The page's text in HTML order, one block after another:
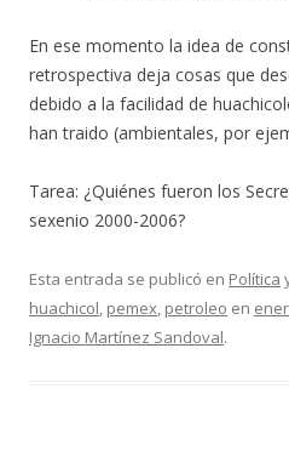
En ese momento la idea de
retrospectiva deja cosas que
debido a la facilidad de
han traido (ambientales, por
Tarea: ¿Quiénes fueron los
sexenio 2000-2006?
Esta entrada se publicó en Política
huachicol pemex petroleo en
Ignacio Martínez Sandoval.